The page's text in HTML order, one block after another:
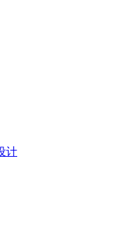
计